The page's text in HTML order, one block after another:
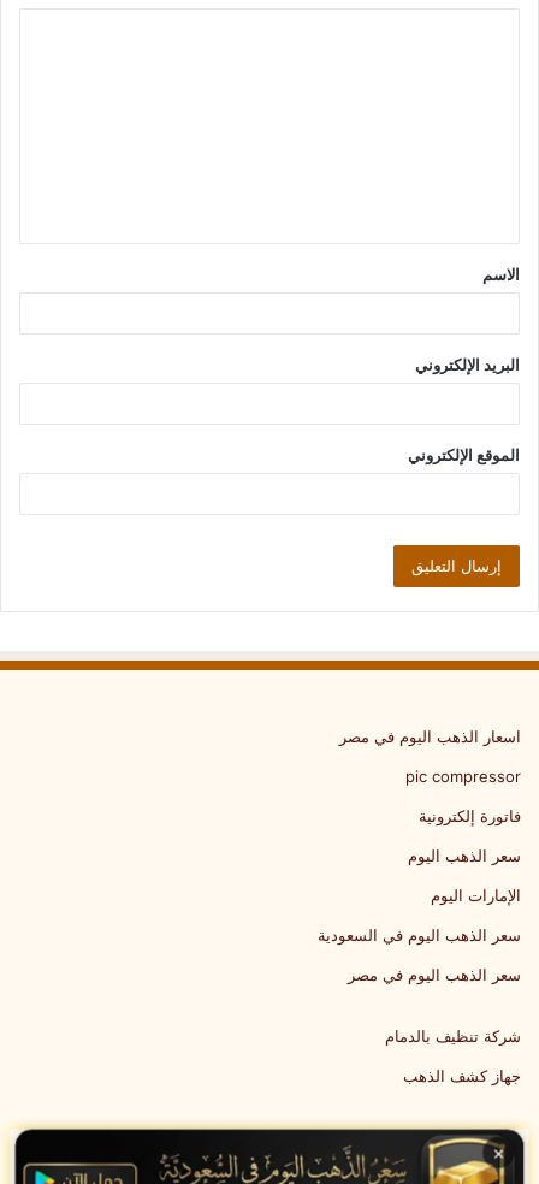
ق
*
الاسم
البريد الإلكتروني
الموقع الإلكتروني
×
اسعار الذهب اليوم في مصر
pic compressor
فاتورة إلكترونية
سعر الذهب اليوم
الإمارات اليوم
سعر الذهب اليوم في السعودية
سعر الذهب اليوم في مصر
شركة تنظيف بالدمام
جهاز كشف الذهب